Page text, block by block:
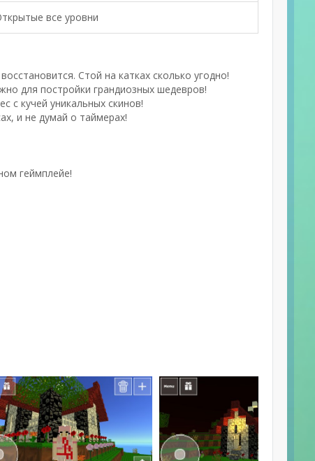
все уровни
Стой на катках сколько угодно!
для постройки грандиозных шедевров!
с кучей уникальных скинов!
и не думай о таймерах!
геймплейе!